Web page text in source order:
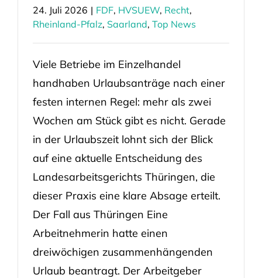
24. Juli 2026 | FDF, HVSUEW, Recht,
Rheinland-Pfalz, Saarland, Top News
Viele Betriebe im Einzelhandel
handhaben Urlaubsanträge nach einer
festen internen Regel: mehr als zwei
Wochen am Stück gibt es nicht. Gerade
in der Urlaubszeit lohnt sich der Blick
auf eine aktuelle Entscheidung des
Landesarbeitsgerichts Thüringen, die
dieser Praxis eine klare Absage erteilt.
Der Fall aus Thüringen Eine
Arbeitnehmerin hatte einen
dreiwöchigen zusammenhängenden
Urlaub beantragt. Der Arbeitgeber